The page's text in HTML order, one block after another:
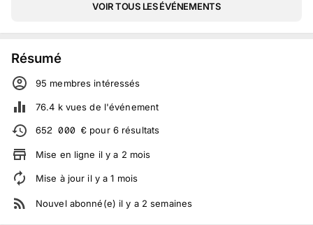
VOIR TOUS LES ÉVÉNEMENTS
Résumé
95 membres intéressés
76.4 kvues de l'événement
652 000 € pour 6 résultats
Mise en ligne il y a 2 mois
Mise à jour il y a1 mois
Nouvel abonné(e) il y a 2 semaines